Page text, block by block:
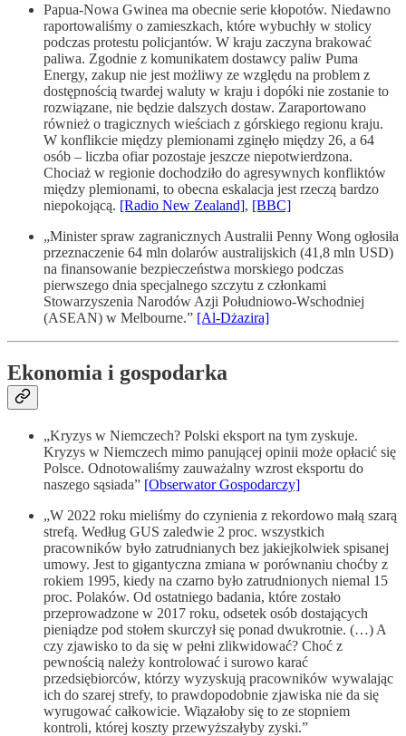
Papua-Nowa Gwinea ma obecnie serie kłopotów. Niedawno
raportowaliśmy o zamieszkach, które wybuchły w stolicy
podczas protestu policjantów. W kraju zaczyna brakować
paliwa. Zgodnie z komunikatem dostawcy paliw Puma
Energy, zakup nie jest możliwy ze względu na problem z
dostępnością twardej waluty w kraju i dopóki nie zostanie to
rozwiązane, nie będzie dalszych dostaw. Zaraportowano
również o tragicznych wieściach z górskiego regionu kraju.
W konflikcie między plemionami zginęło między 26, a 64
osób – liczba ofiar pozostaje jeszcze niepotwierdzona.
Chociaż w regionie dochodziło do agresywnych konfliktów
między plemionami, to obecna eskalacja jest rzeczą bardzo
niepokojącą. [Radio New Zealand], [BBC]
„Minister spraw zagranicznych Australii Penny Wong ogłosiła
przeznaczenie 64 mln dolarów australijskich (41,8 mln USD)
na finansowanie bezpieczeństwa morskiego podczas
pierwszego dnia specjalnego szczytu z członkami
Stowarzyszenia Narodów Azji Południowo-Wschodniej
(ASEAN) w Melbourne.” [Al-Dżazira]
Ekonomia i gospodarka
„Kryzys w Niemczech? Polski eksport na tym zyskuje.
Kryzys w Niemczech mimo panującej opinii może opłacić się
Polsce. Odnotowaliśmy zauważalny wzrost eksportu do
naszego sąsiada” [Obserwator Gospodarczy]
„W 2022 roku mieliśmy do czynienia z rekordowo małą szarą
strefą. Według GUS zaledwie 2 proc. wszystkich
pracowników było zatrudnianych bez jakiejkolwiek spisanej
umowy. Jest to gigantyczna zmiana w porównaniu choćby z
rokiem 1995, kiedy na czarno było zatrudnionych niemal 15
proc. Polaków. Od ostatniego badania, które zostało
przeprowadzone w 2017 roku, odsetek osób dostających
pieniądze pod stołem skurczył się ponad dwukrotnie. (…) A
czy zjawisko to da się w pełni zlikwidować? Choć z
pewnością należy kontrolować i surowo karać
przedsiębiorców, którzy wyzyskują pracowników wywalając
ich do szarej strefy, to prawdopodobnie zjawiska nie da się
wyrugować całkowicie. Wiązałoby się to ze stopniem
kontroli, której koszty przewyższałyby zyski.”